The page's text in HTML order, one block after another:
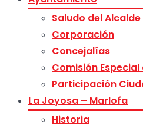
Saludo del Alcalde
Corporación
Concejalías
Comisión
Participación
La Joyosa – Marlofa
Historia